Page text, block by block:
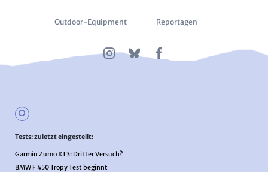
Outdoor-Equipment Reportagen
Tests: zuletzt eingestellt:
Garmin Zumo XT3: Dritter Versuch?
BMW F 450 Tropy Test beginnt